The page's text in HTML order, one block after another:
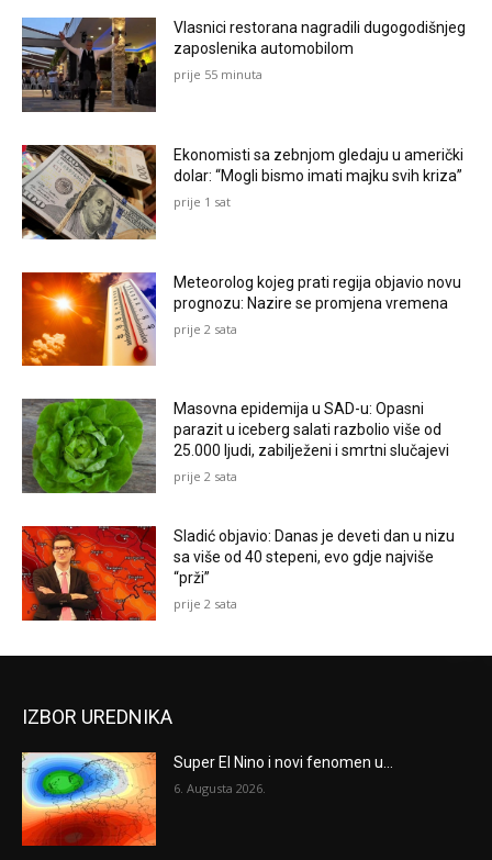
Vlasnici restorana nagradili dugogodišnjeg
zaposlenika automobilom
prije 55 minuta
Ekonomisti sa zebnjom gledaju u američki
dolar: “Mogli bismo imati majku svih kriza”
prije 1 sat
Meteorolog kojeg prati regija objavio novu
prognozu: Nazire se promjena vremena
prije 2 sata
Masovna epidemija u SAD-u: Opasni
parazit u iceberg salati razbolio više od
25.000 ljudi, zabilježeni i smrtni slučajevi
prije 2 sata
Sladić objavio: Danas je deveti dan u nizu
sa više od 40 stepeni, evo gdje najviše
“prži”
prije 2 sata
IZBOR UREDNIKA
Super El Nino i novi fenomen u...
6. Augusta 2026.